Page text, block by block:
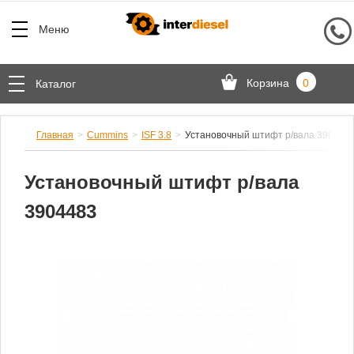
Меню
Каталог Корзина 0
Главная Cummins ISF 3.8 Установочный штифт р/вала
Установочный штифт р/вала
3904483